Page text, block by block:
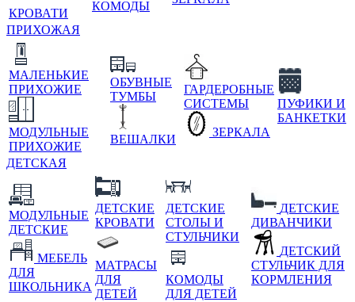
КРОВАТИ
КОМОДЫ
ПРИХОЖАЯ
МАЛЕНЬКИЕ
ПРИХОЖИЕ
МОДУЛЬНЫЕ
ПРИХОЖИЕ
ОБУВНЫЕ
ТУМБЫ
ВЕШАЛКИ
ГАРДЕРОБНЫЕ
СИСТЕМЫ
ЗЕРКАЛА
ПУФИКИ И
БАНКЕТКИ
ДЕТСКАЯ
МОДУЛЬНЫЕ
ДЕТСКИЕ
МЕБЕЛЬ
ДЛЯ
ШКОЛЬНИКА
ДЕТСКИЕ
КРОВАТИ
МАТРАСЫ
ДЛЯ
ДЕТЕЙ
ДЕТСКИЕ
СТОЛЫ И
СТУЛЬЧИКИ
КОМОДЫ
ДЛЯ ДЕТЕЙ
ДЕТСКИЕ
ДИВАНЧИКИ
ДЕТСКИЙ
СТУЛЬЧИК ДЛЯ
КОРМЛЕНИЯ